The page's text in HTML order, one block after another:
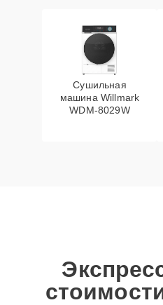
Сушильная
машина Willmark
WDM-8029W